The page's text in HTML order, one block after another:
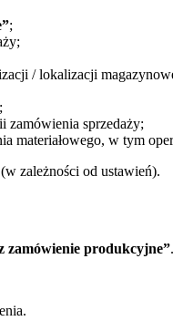
;
/ lokalizacji
zamówienia sprzedaży;
materiałowego, w tym
zależności od ustawień).
zamówienie produkcyjne”.